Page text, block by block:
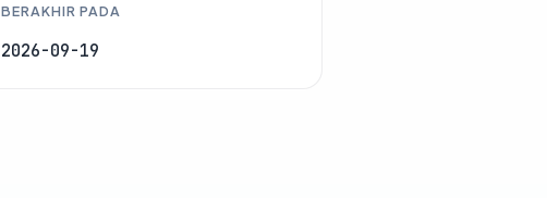
BERAKHIR PADA
2026-09-19